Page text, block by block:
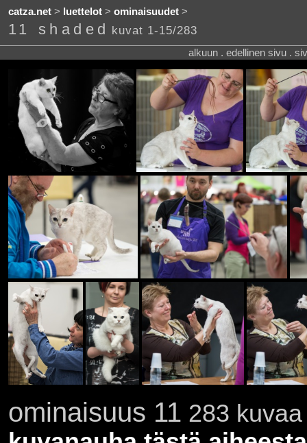
catza.net> luettelot> ominaisuudet>
11 shaded kuvat 1-15/283
alkuun . edellinen sivu .
ominaisuus 11 283